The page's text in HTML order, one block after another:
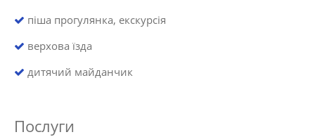
піша прогулянка, екскурсія
верхова їзда
дитячий майданчик
Послуги